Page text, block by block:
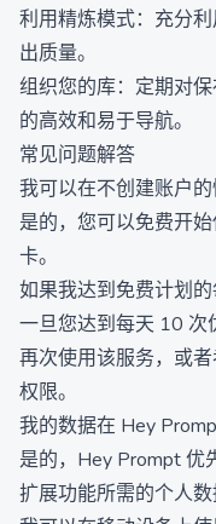
利用精炼模式：充分
出质量。
组织您的库：定期对
的高效和易于导航。
常见问题解答
我可以在不创建账户
是的，您可以免费开
卡。
如果我达到免费计划
一旦您达到每天 10 次
再次使用该服务，或
权限。
我的数据在 Hey
是的，Hey Prompt 优
扩展功能所需的个人数